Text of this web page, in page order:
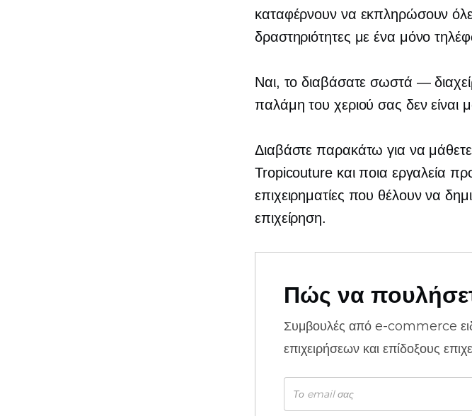
καταφέρνουν να εκπληρώσουν όλες
δραστηριότητες με ένα μόνο
Ναι, το διαβάσατεσωστά —
παλάμη του χεριού σας δεν είναι
Διαβάστε παρακάτω για να
Tropicouture και ποια εργαλεία
επιχειρηματίες που θέλουν να
επιχείρηση.
Πώς να
Συμβουλές από e-commerce
επιχειρήσεων και επίδοξους